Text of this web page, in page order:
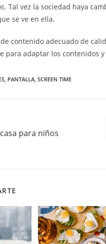
Tal vez la sociedad haya
se ve en ella.
contenido adecuado de
para adaptar los contenidos
, PANTALLA, SCREEN TIME
para niños